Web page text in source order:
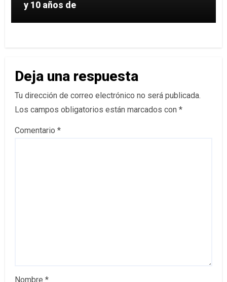
y 10 años de
Deja una respuesta
Tu dirección de correo electrónico no será publicada.
Los campos obligatorios están marcados con *
Comentario *
Nombre *